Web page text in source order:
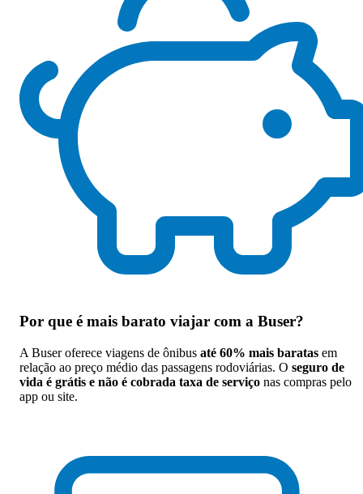
Por que é mais barato viajar com a Buser?
A Buser oferece viagens de ônibus até 60% mais baratas em
relação ao preço médio das passagens rodoviárias. O seguro de
vida é grátis e não é cobrada taxa de serviço nas compras pelo
app ou site.